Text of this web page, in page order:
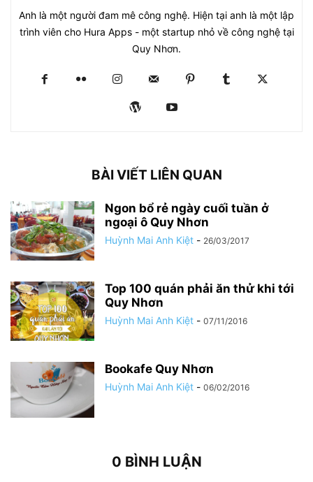
Anh là một người đam mê công nghệ. Hiện tại anh là một lập
trình viên cho Hura Apps - một startup nhỏ về công nghệ tại
Quy Nhơn.
BÀI VIẾT LIÊN QUAN
Ngon bổ rẻ ngày cuối tuần ở
ngoại ô Quy Nhơn
Huỳnh Mai Anh Kiệt - 26/03/2017
Top 100 quán phải ăn thử khi tới
Quy Nhơn
Huỳnh Mai Anh Kiệt - 07/11/2016
Bookafe Quy Nhơn
Huỳnh Mai Anh Kiệt - 06/02/2016
0 BÌNH LUẬN